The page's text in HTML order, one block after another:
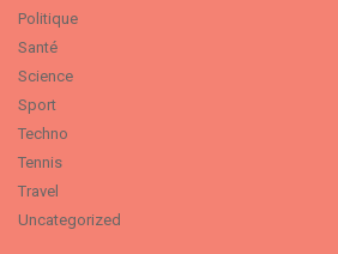
Politique
Santé
Science
Sport
Techno
Tennis
Travel
Uncategorized